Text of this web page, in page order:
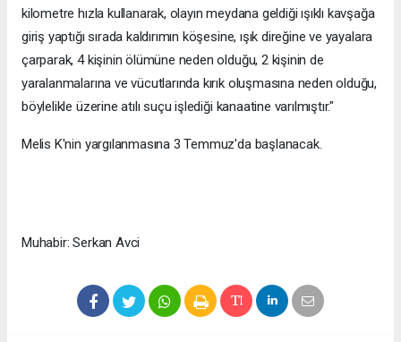
kilometre hızla kullanarak, olayın meydana geldiği ışıklı kavşağa
giriş yaptığı sırada kaldırımın köşesine, ışık direğine ve yayalara
çarparak, 4 kişinin ölümüne neden olduğu, 2 kişinin de
yaralanmalarına ve vücutlarında kırık oluşmasına neden olduğu,
böylelikle üzerine atılı suçu işlediği kanaatine varılmıştır."
Melis K'nin yargılanmasına 3 Temmuz'da başlanacak.
Muhabir: Serkan Avci